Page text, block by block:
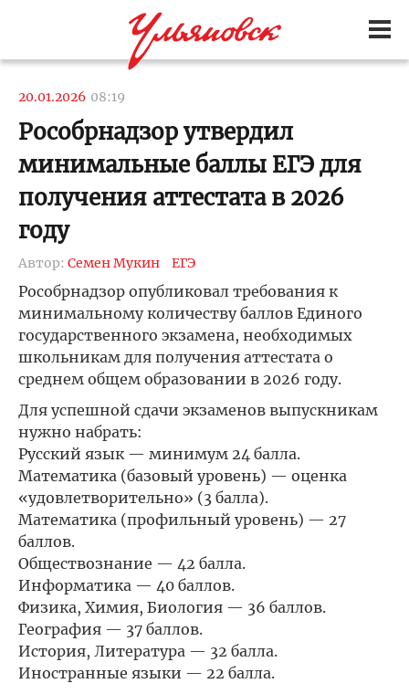
20.01.2026 08:19
Рособрнадзор утвердил
минимальные баллы ЕГЭ для
получения аттестата в 2026
году
Автор: Семен Мукин ЕГЭ
Рособрнадзор опубликовал требования к
минимальному количеству баллов Единого
государственного экзамена, необходимых
школьникам для получения аттестата о
среднем общем образовании в 2026 году.
Для успешной сдачи экзаменов выпускникам
нужно набрать:
Русский язык — минимум 24 балла.
Математика (базовый уровень) — оценка
«удовлетворительно» (3 балла).
Математика (профильный уровень) — 27
баллов.
Обществознание — 42 балла.
Информатика — 40 баллов.
Физика, Химия, Биология — 36 баллов.
География — 37 баллов.
История, Литература — 32 балла.
Иностранные языки — 22 балла.